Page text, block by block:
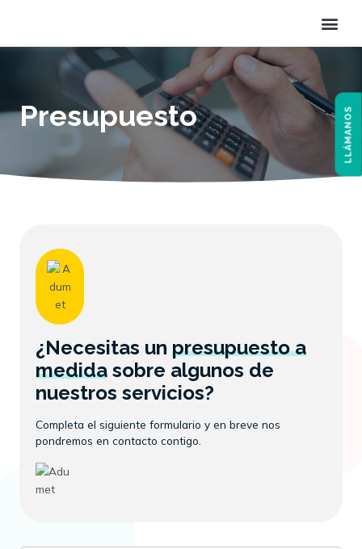
LLÁMANOS
Presupuesto
¿Necesitas un presupuesto a
medida sobre algunos de
nuestros servicios?
Completa el siguiente formulario y en breve nos
pondremos en contacto contigo.